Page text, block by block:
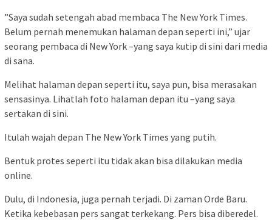
”Saya sudah setengah abad membaca The New York Times.
Belum pernah menemukan halaman depan seperti ini,” ujar
seorang pembaca di New York –yang saya kutip di sini dari media
di sana.
Melihat halaman depan seperti itu, saya pun, bisa merasakan
sensasinya. Lihatlah foto halaman depan itu –yang saya
sertakan di sini.
Itulah wajah depan The New York Times yang putih.
Bentuk protes seperti itu tidak akan bisa dilakukan media
online.
Dulu, di Indonesia, juga pernah terjadi. Di zaman Orde Baru.
Ketika kebebasan pers sangat terkekang. Pers bisa diberedel.